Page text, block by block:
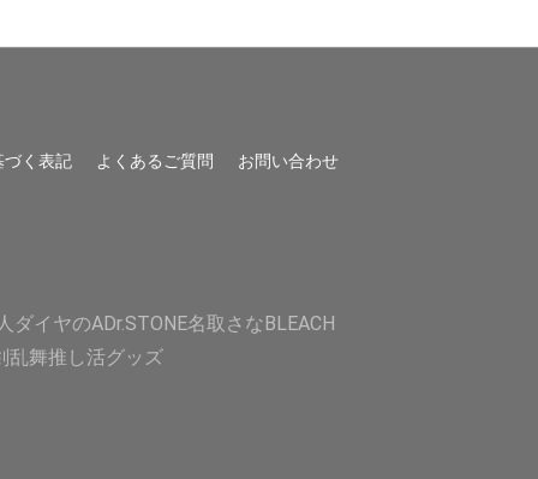
づく表記 よくあるご質問 お問い合わせ
ダイヤのADr.STONE名取さな BLEACH
乱舞推し活グッズ